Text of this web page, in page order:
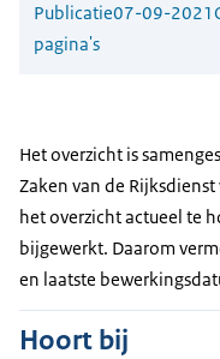
Publicatie07-09-2021
pagina's
Het overzicht is
Zaken van de Rijksdienst
het overzicht actueel te
bijgewerkt. Daarom
en laatste
Hoort bij